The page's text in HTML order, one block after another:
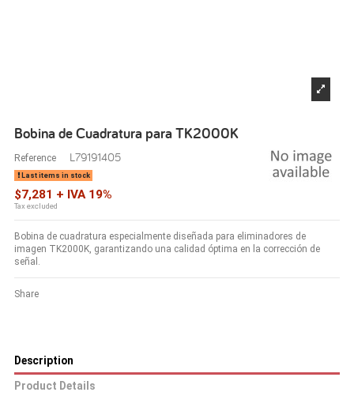
Bobina de Cuadratura para TK2000K
Reference L79191405
Last items in stock
$7,281 + IVA 19%
Tax excluded
Bobina de cuadratura especialmente diseñada para eliminadores de
imagen TK2000K, garantizando una calidad óptima en la corrección de
señal.
Share
Description
Product Details